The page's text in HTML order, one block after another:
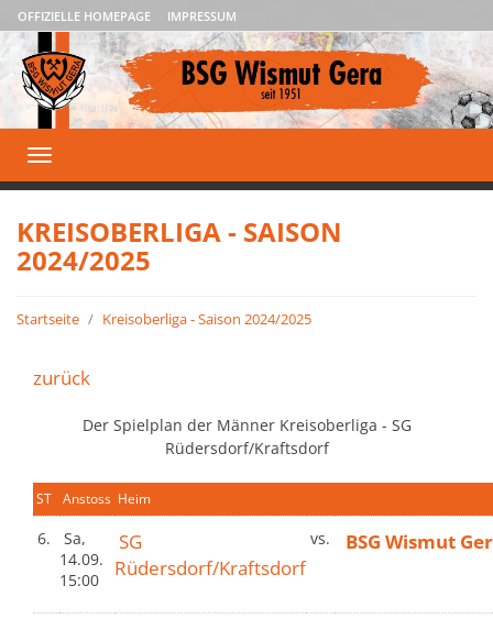
OFFIZIELLE HOMEPAGE IMPRESSUM
Toggle
navigation
KREISOBERLIGA - SAISON
2024/2025
Startseite Kreisoberliga - Saison 2024/2025
zurück
Der Spielplan der Männer Kreisoberliga - SG
Rüdersdorf/Kraftsdorf
ST Anstoss Heim
6.
Sa,
14.09.
15:00
SG
Rüdersdorf/Kraftsdorf
vs. BSG Wismut